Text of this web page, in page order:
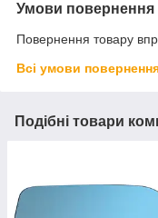
Умови повернення
Повернення товару
Всі умови
Подібні товари